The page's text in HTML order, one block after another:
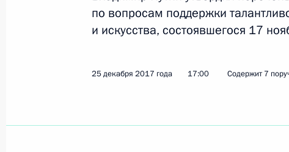
25 декабря 2017 года, понедельник
сжиженного природного газа
по вопросам поддержки
и искусства, состоявшегося 17
25 декабря 2017 года 17:00 Содержит 7